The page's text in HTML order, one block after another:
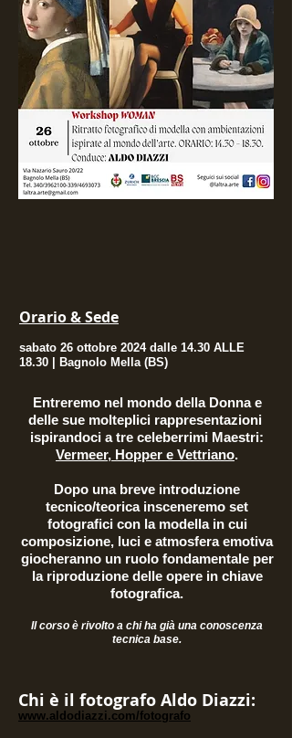
Orario & Sede
sabato 26 ottobre 2024 dalle 14.30 ALLE
18.30 | Bagnolo Mella (BS)
Entreremo nel mondo della Donna e
delle sue molteplici rappresentazioni
ispirandoci a tre celeberrimi Maestri:
Vermeer, Hopper e Vettriano.
Dopo una breve introduzione
tecnico/teorica insceneremo set
fotografici con la modella in cui
composizione, luci e atmosfera emotiva
giocheranno un ruolo fondamentale per
la riproduzione delle opere in chiave
fotografica.
Il corso è rivolto a chi ha già una conoscenza
tecnica base.
Chi è il fotografo Aldo Diazzi:
www.aldodiazzi.com/fotografo